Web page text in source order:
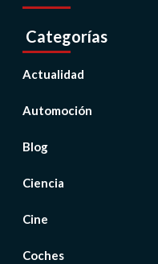
Categorías
Actualidad
Automoción
Blog
Ciencia
Cine
Coches